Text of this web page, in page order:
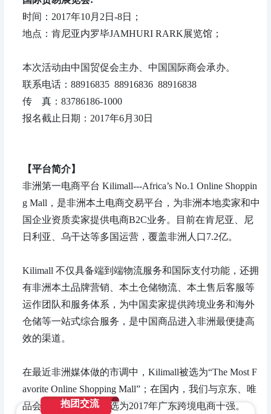
时间：2017年10月2日-8日；
地点：肯尼亚内罗毕JAMHURI RARK展览馆；
本次活动由中国贸促会主办、中国国际商会承办。
联系电话：88916835 88916836 88916838
传 真：83786186-1000
报名截止日期：2017年6月30日
【平台简介】
非洲第一电商平台 Kilimall---Africa’s No.1 Online Shoppin
g Mall，是非洲本土电商交易平台，为非洲本地卖家和中
国企业资质卖家提供电商B2C业务。目前在肯尼亚、尼
日利亚、乌干达等多国运营，覆盖非洲人口7.2亿。
Kilimall 不仅具备端到端物流服务和国际支付功能，还拥
有非洲本土品牌营销、本土仓储物流、本土售后客服等
运作团队和服务体系，为中国卖家提供跨境业务和海外
仓储等一站式综合服务，是中国商品进入非洲最便捷高
效的渠道。
在最近非洲媒体做的市调中，Kilimall被选为“The Most F
avorite Online Shopping Mall”；在国内，我们与京东、唯
品会等企业一并被评选为2017年广东跨境电商十强。
抱团交流